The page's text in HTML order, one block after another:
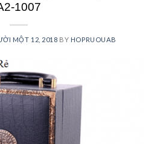
1007
MỘT 12, 2018 BY HOPRUOUAB